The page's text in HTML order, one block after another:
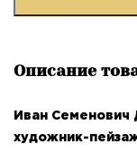
Описание
Иван Семенович
художник-